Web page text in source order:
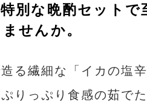
別な晩酌セットで
せんか。
る繊細な「イカの塩
りっぷり食感の茹で